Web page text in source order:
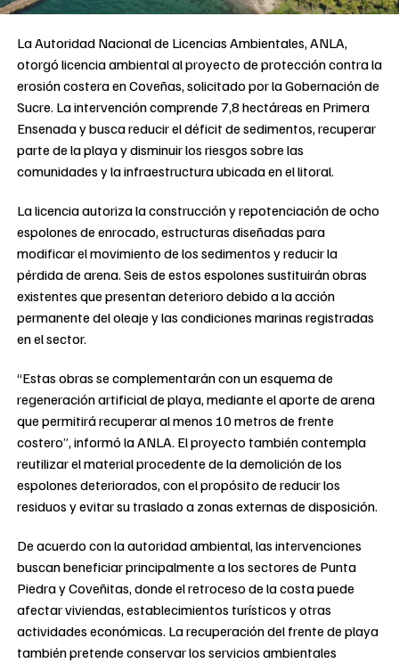
La Autoridad Nacional de Licencias Ambientales, ANLA,
otorgó licencia ambiental al proyecto de protección contra la
erosión costera en Coveñas, solicitado por la Gobernación de
Sucre. La intervención comprende 7,8 hectáreas en Primera
Ensenada y busca reducir el déficit de sedimentos, recuperar
parte de la playa y disminuir los riesgos sobre las
comunidades y la infraestructura ubicada en el litoral.
La licencia autoriza la construcción y repotenciación de ocho
espolones de enrocado, estructuras diseñadas para
modificar el movimiento de los sedimentos y reducir la
pérdida de arena. Seis de estos espolones sustituirán obras
existentes que presentan deterioro debido a la acción
permanente del oleaje y las condiciones marinas registradas
en el sector.
“Estas obras se complementarán con un esquema de
regeneración artificial de playa, mediante el aporte de arena
que permitirá recuperar al menos 10 metros de frente
costero”, informó la ANLA. El proyecto también contempla
reutilizar el material procedente de la demolición de los
espolones deteriorados, con el propósito de reducir los
residuos y evitar su traslado a zonas externas de disposición.
De acuerdo con la autoridad ambiental, las intervenciones
buscan beneficiar principalmente a los sectores de Punta
Piedra y Coveñitas, donde el retroceso de la costa puede
afectar viviendas, establecimientos turísticos y otras
actividades económicas. La recuperación del frente de playa
también pretende conservar los servicios ambientales